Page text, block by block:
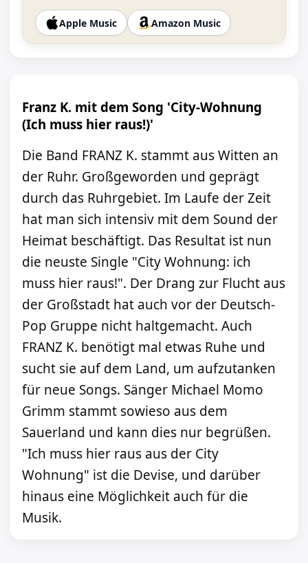
Apple Music Amazon Music
Franz K. mit dem Song 'City-Wohnung
(Ich muss hier raus!)'
Die Band FRANZ K. stammt aus Witten an
der Ruhr. Großgeworden und geprägt
durch das Ruhrgebiet. Im Laufe der Zeit
hat man sich intensiv mit dem Sound der
Heimat beschäftigt. Das Resultat ist nun
die neuste Single "City Wohnung: ich
muss hier raus!". Der Drang zur Flucht aus
der Großstadt hat auch vor der Deutsch-
Pop Gruppe nicht haltgemacht. Auch
FRANZ K. benötigt mal etwas Ruhe und
sucht sie auf dem Land, um aufzutanken
für neue Songs. Sänger Michael Momo
Grimm stammt sowieso aus dem
Sauerland und kann dies nur begrüßen.
"Ich muss hier raus aus der City
Wohnung" ist die Devise, und darüber
hinaus eine Möglichkeit auch für die
Musik.